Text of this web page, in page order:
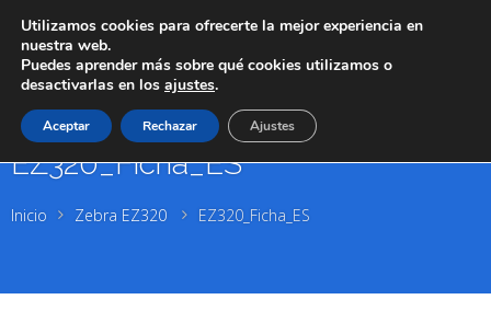
EZ320_Ficha_ES
Inicio Zebra EZ320 EZ320_Ficha_ES
Utilizamos cookies para ofrecerte la mejor experiencia en
nuestra web.
Puedes aprender más sobre qué cookies utilizamos o
desactivarlas en los ajustes.
Aceptar Rechazar Ajustes